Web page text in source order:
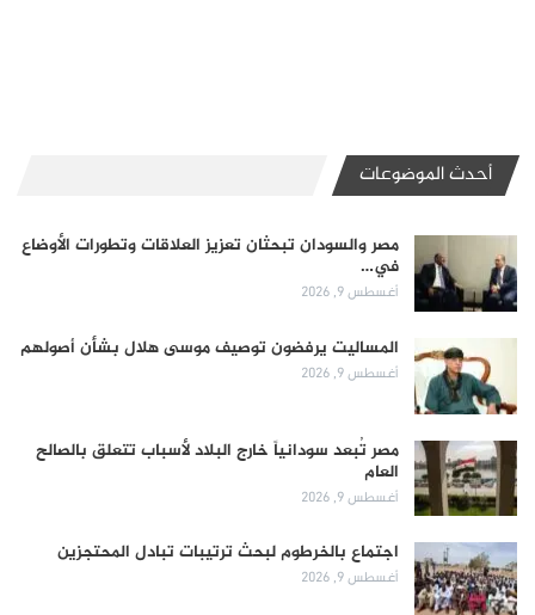
أحدث الموضوعات
مصر والسودان تبحثان تعزيز العلاقات وتطورات الأوضاع
في…
أغسطس 9, 2026
المساليت يرفضون توصيف موسى هلال بشأن أصولهم
أغسطس 9, 2026
مصر تُبعد سودانياً خارج البلاد لأسباب تتعلق بالصالح
العام
أغسطس 9, 2026
اجتماع بالخرطوم لبحث ترتيبات تبادل المحتجزين
أغسطس 9, 2026